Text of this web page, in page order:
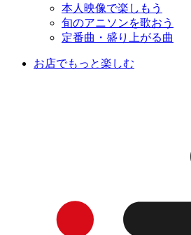
本人映像で楽しもう
旬のアニソンを歌おう
定番曲・盛り上がる曲
お店でもっと楽しむ